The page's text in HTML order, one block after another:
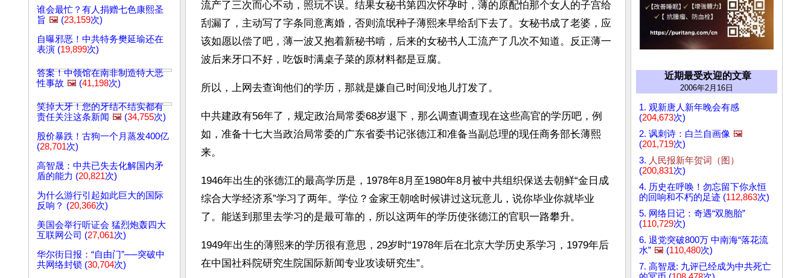
谁会最忙？有人捐赠七色康熙圣
旨 🖼️ (23,159次)
自曝邪恶！中共特务樊延瑜还在
表演 (19,899次)
答案！中领馆在南非制造特大恶
性事故 🖼️ (41,198次)
笑掉大牙！您的牙结不结实都有
责任关注这条新闻 🖼️ (34,755次)
股价暴跌！古狗一个月蒸发400亿
(28,701次)
高智晟：中共已失去化解国内矛
盾的能力 (20,821次)
为什么游行引起如此巨大的国际
反响？ (20,366次)
美国会举行听证会 猛烈炮轰四大
互联网公司 (27,061次)
华尔街日报：“自由门”──突破中
共网络封锁 (30,704次)
流产了三次而心不动，照玩不误。结果女秘书第四次怀孕时，薄的原配怕那个女人的子宫给
刮漏了，主动写了字条同意离婚，否则流氓种子薄熙来早给刮下去了。女秘书成了老婆，应
该如愿以偿了吧，薄一波又抱着新秘书啃，后来的女秘书人工流产了几次不知道。反正薄一
波后来牙口不好，吃饭时满桌子菜的原材料都是豆腐。
所以，上网去查询他们的学历，那就是嫌自己时间没地儿打发了。
中共建政有56年了，规定政治局常委68岁退下，那么调查调查现在这些高官的学历吧，例
如，准备十七大当政治局常委的广东省委书记张德江和准备当副总理的现任商务部长薄熙
来。
1946年出生的张德江的最高学历是，1978年8月至1980年8月被中共组织保送去朝鲜“金日成
综合大学经济系”学习了两年。学位？金家王朝啥时候讲过这玩意儿，说你毕业你就毕业
了。能送到那里去学习的是最可靠的，所以这两年的学历使张德江的官职一路攀升。
1949年出生的薄熙来的学历很有意思，29岁时“1978年后在北京大学历史系学习，1979年后
在中国社科院研究生院国际新闻专业攻读研究生”。
近期最受欢迎的文章
2006年2月16日
1. 观新唐人新年晚会有感
(204,673次)
2. 讽刺诗：白兰自画像 🖼️
(201,719次)
3. 人民报新年贺词（图）
(200,831次)
4. 历史在呼唤！勿忘留下你永恒
的回响和不朽的足迹 (112,863次)
5. 网络日记：奇遇“双胞胎”
(110,729次)
6. 退党突破800万 中南海“落花流
水” 🖼️ (110,480次)
7. 高智晟: 九评已经成为中共死亡